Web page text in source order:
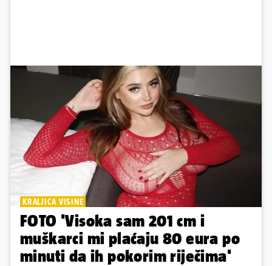
KRALJICA VISINE
FOTO 'Visoka sam 201 cm i
muškarci mi plaćaju 80 eura po
minuti da ih pokorim riječima'